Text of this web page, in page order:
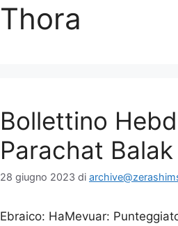
Thora
Bollettino
Parachat Balak
28 giugno 2023 di
Ebraico: HaMevuar: